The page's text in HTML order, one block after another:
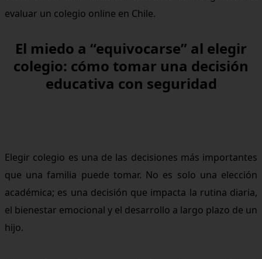
evaluar un colegio online en Chile.
El miedo a “equivocarse” al elegir
colegio: cómo tomar una decisión
educativa con seguridad
Elegir colegio es una de las decisiones más importantes
que una familia puede tomar. No es solo una elección
académica; es una decisión que impacta la rutina diaria,
el bienestar emocional y el desarrollo a largo plazo de un
hijo.